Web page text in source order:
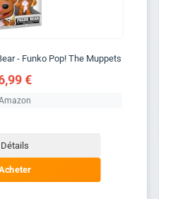
- Funko Pop! The Muppets
€
Détails